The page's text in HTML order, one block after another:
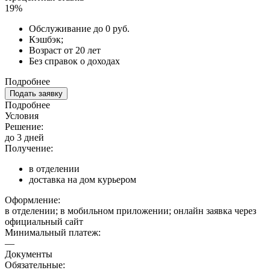
19%
Обслуживание до 0 руб.
Кэшбэк;
Возраст от 20 лет
Без справок о доходах
Подробнее
Подать заявку
Подробнее
Условия
Решение:
до 3 дней
Получение:
в отделении
доставка на дом курьером
Оформление:
в отделении; в мобильном приложении; онлайн заявка через
официальный сайт
Минимальный платеж:
—
Документы
Обязательные: